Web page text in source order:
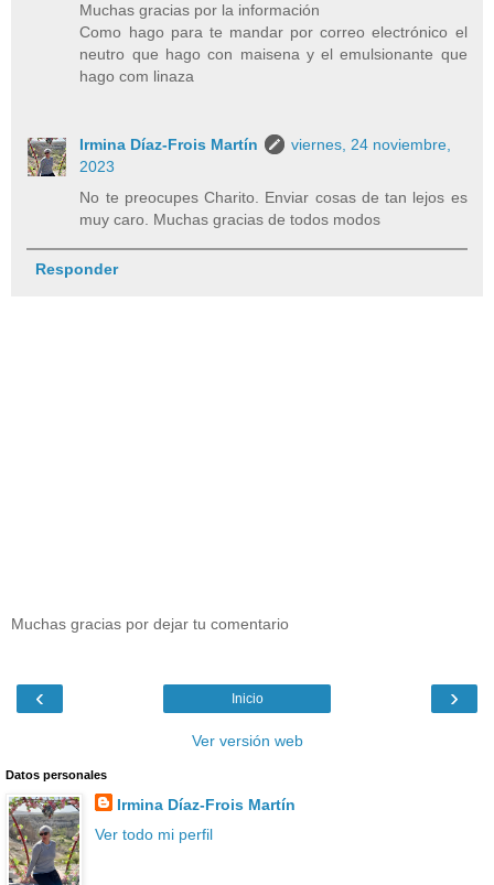
Muchas gracias por la información
Como hago para te mandar por correo electrónico el
neutro que hago con maisena y el emulsionante que
hago com linaza
Irmina Díaz-Frois Martín
viernes, 24 noviembre,
2023
No te preocupes Charito. Enviar cosas de tan lejos es
muy caro. Muchas gracias de todos modos
Responder
Muchas gracias por dejar tu comentario
‹ ›
Inicio
Ver versión web
Datos personales
Irmina Díaz-Frois Martín
Ver todo mi perfil